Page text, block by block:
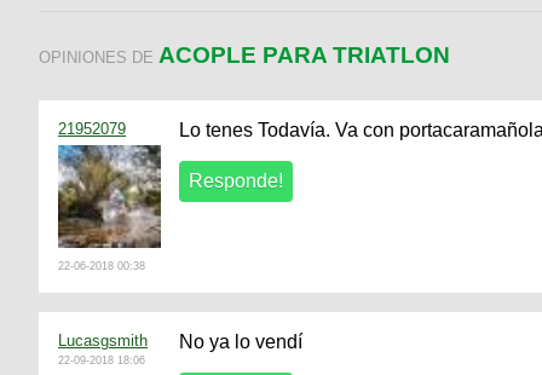
OPINIONES DE ACOPLE PARA TRIATLON
21952079
22-06-2018 00:38
Lo tenes Todavía. Va con
Lucasgsmith
22-09-2018 18:06
No ya lo vendí